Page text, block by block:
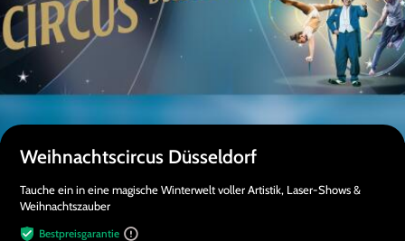
Weihnachtscircus Düsseldorf
Tauche ein in eine magische Winterwelt voller Artistik, Laser-Shows &
Weihnachtszauber
Bestpreisgarantie